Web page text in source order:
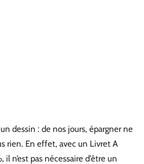
dessin : de nos jours, épargner ne
rien. En effet, avec un Livret A
n’est pas nécessaire d’être un